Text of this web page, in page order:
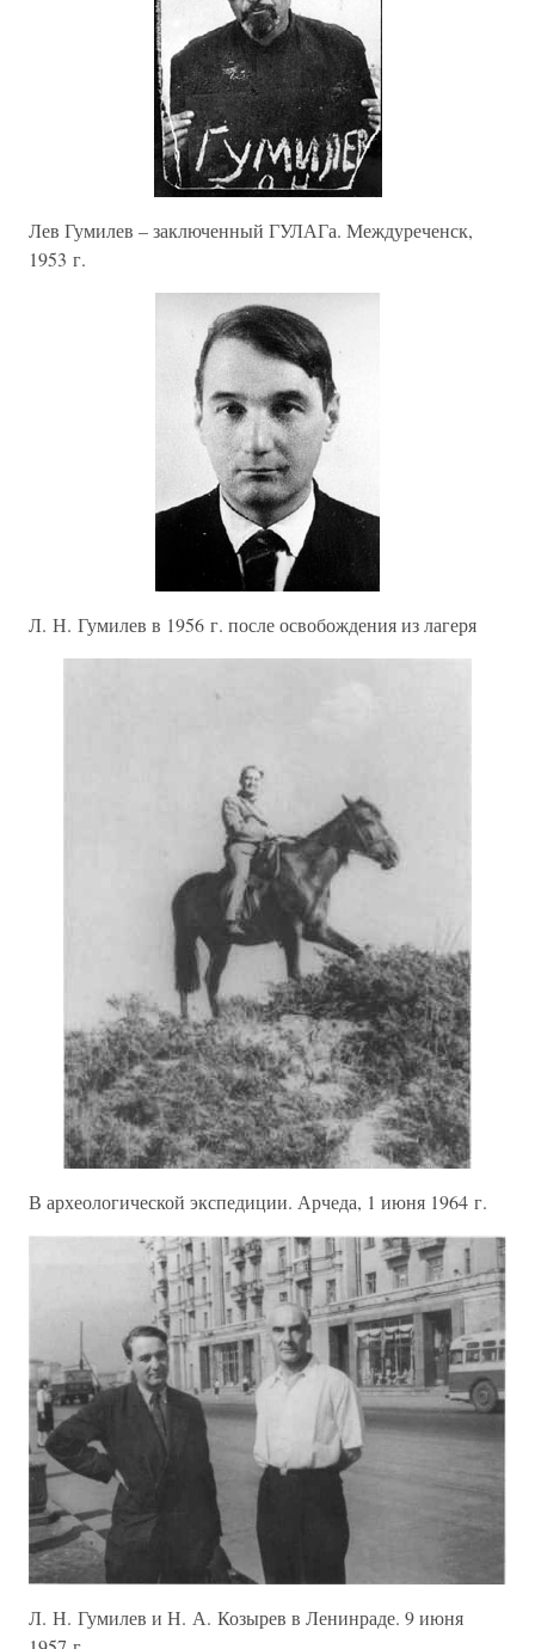
Лев Гумилев – заключенный ГУЛАГа. Междуреченск,
1953 г.
Л. Н. Гумилев в 1956 г. после освобождения из лагеря
В археологической экспедиции. Арчеда, 1 июня 1964 г.
Л. Н. Гумилев и Н. А. Козырев в Ленинраде. 9 июня